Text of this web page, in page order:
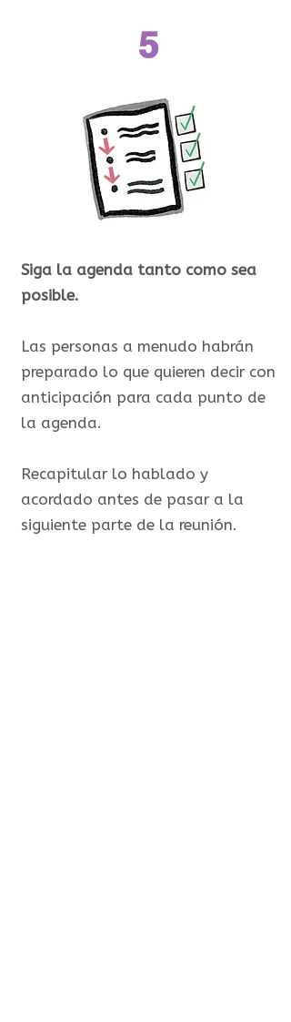
5
Siga la agenda tanto como sea
posible.
Las personas a menudo habrán
preparado lo que quieren decir con
anticipación para cada punto de
la agenda.
Recapitular lo hablado y
acordado antes de pasar a la
siguiente parte de la reunión.